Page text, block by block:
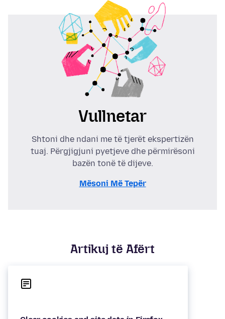
Vullnetar
Shtoni dhe ndani me të tjerët ekspertizën
tuaj. Përgjigjuni pyetjeve dhe përmirësoni
bazën tonë të dijeve.
Mësoni Më Tepër
Artikuj të Afërt